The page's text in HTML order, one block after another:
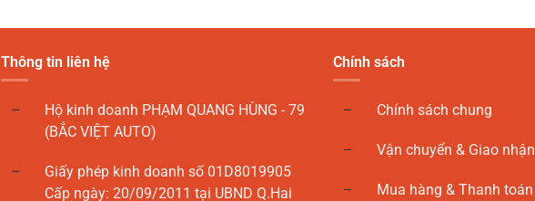
Thông tin liên hệ
Hộ kinh doanh PHẠM QUANG HÙNG - 79
(BẮC VIỆT AUTO)
Giấy phép kinh doanh số 01D8019905
Cấp ngày: 20/09/2011 tại UBND Q.Hai
Chính sách
Chính sách chung
Vận chuyển & Giao nhận
Mua hàng & Thanh toán